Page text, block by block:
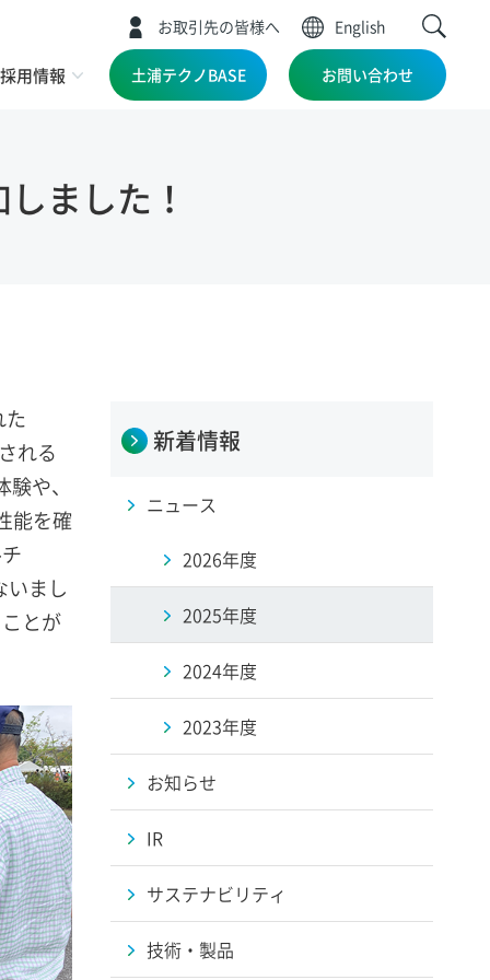
お取引先の皆様へ English
採用情報 土浦テクノBASE お問い合わせ
ました！
れる
や、
能を確
いまし
とが
新着情報
ニュース
2026年度
2025年度
2024年度
2023年度
お知らせ
IR
サステナビリティ
技術・製品